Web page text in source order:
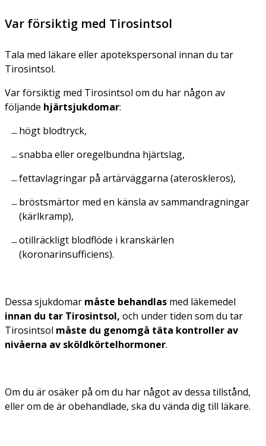
Var försiktig med Tirosintsol
Tala med läkare eller apotekspersonal innan du tar
Tirosintsol.
Var försiktig med Tirosintsol om du har någon av
följande hjärtsjukdomar:
högt blodtryck,
snabba eller oregelbundna hjärtslag,
fettavlagringar på artärväggarna (ateroskleros),
bröstsmärtor med en känsla av sammandragningar
(kärlkramp),
otillräckligt blodflöde i kranskärlen
(koronarinsufficiens).
Dessa sjukdomar måste behandlas med läkemedel
innan du tar Tirosintsol, och under tiden som du tar
Tirosintsol måste du genomgå täta kontroller av
nivåerna av sköldkörtelhormoner.
Om du är osäker på om du har något av dessa tillstånd,
eller om de är obehandlade, ska du vända dig till läkare.